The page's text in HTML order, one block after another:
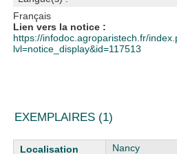
Français
Lien vers la notice :
https://infodoc.agroparistech.fr/
lvl=notice_display&id=117513
EXEMPLAIRES (1)
Liste des exemplaires
Nancy